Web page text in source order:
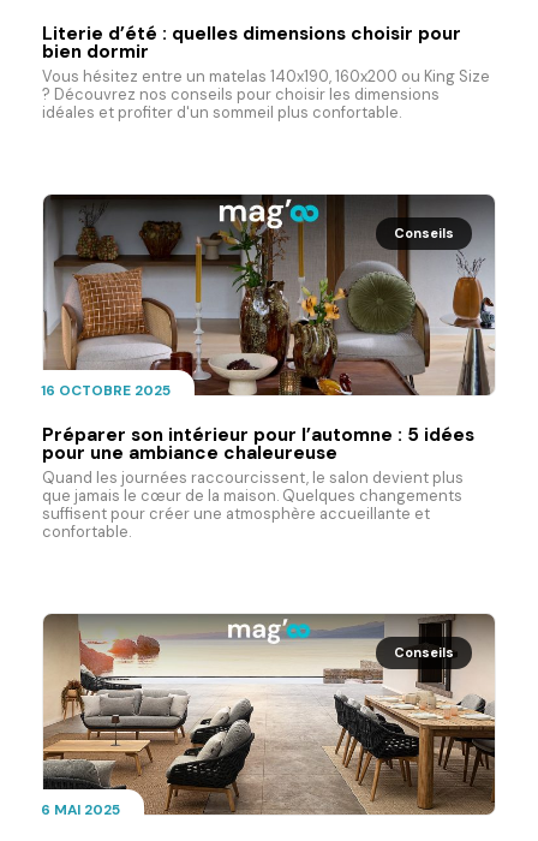
Literie d’été : quelles dimensions choisir pour
bien dormir
Vous hésitez entre un matelas 140x190, 160x200 ou King Size
? Découvrez nos conseils pour choisir les dimensions
idéales et profiter d'un sommeil plus confortable.
Conseils
16 OCTOBRE 2025
Préparer son intérieur pour l’automne : 5 idées
pour une ambiance chaleureuse
Quand les journées raccourcissent, le salon devient plus
que jamais le cœur de la maison. Quelques changements
suffisent pour créer une atmosphère accueillante et
confortable.
Conseils
6 MAI 2025